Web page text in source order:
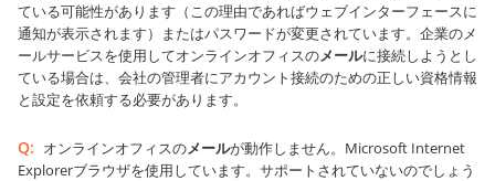
ている可能性があります（この理由であればウェブインターフェースに
通知が表示されます）またはパスワードが変更されています。企業のメ
ールサービスを使用してオンラインオフィスのメールに接続しようとし
ている場合は、会社の管理者にアカウント接続のための正しい資格情報
と設定を依頼する必要があります。
Q: オンラインオフィスのメールが動作しません。Microsoft Internet
Explorerブラウザを使用しています。サポートされていないのでしょう